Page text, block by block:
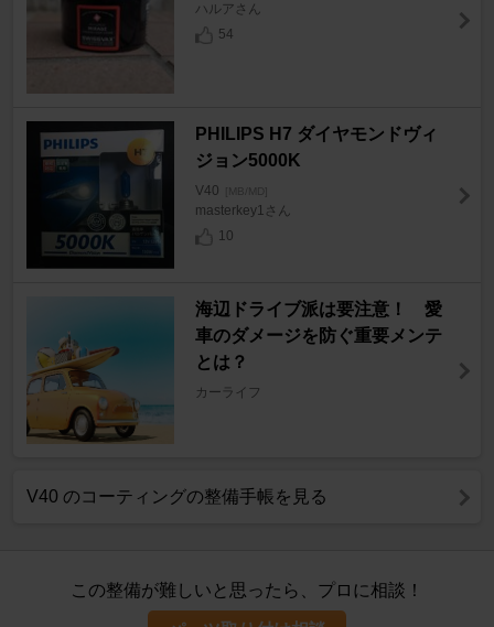
ハルアさん
54
PHILIPS H7 ダイヤモンドヴィ
ジョン5000K
V40 [MB/MD]
masterkey1さん
10
海辺ドライブ派は要注意！ 愛
車のダメージを防ぐ重要メンテ
とは？
カーライフ
V40 のコーティングの整備手帳を見る
この整備が難しいと思ったら、プロに相談！